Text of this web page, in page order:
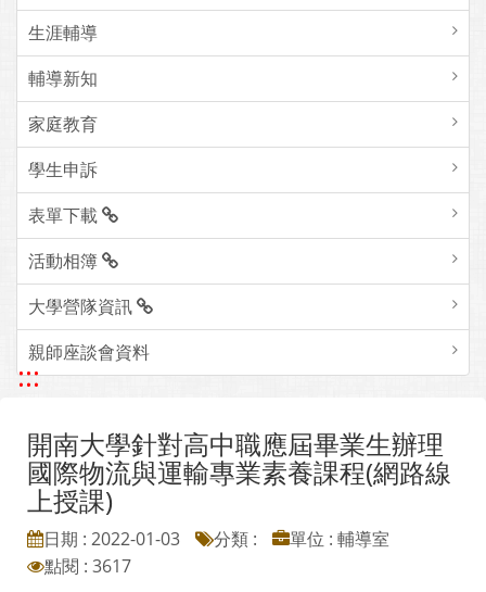
生涯輔導
輔導新知
家庭教育
學生申訴
表單下載
活動相簿
大學營隊資訊
親師座談會資料
:::
開南大學針對高中職應屆畢業生辦理
國際物流與運輸專業素養課程(網路線
上授課)
日期 : 2022-01-03 分類 :
單位 : 輔導室
點閱 : 3617